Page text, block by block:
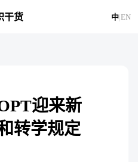
干货 中|EN
迎来新
转学规定